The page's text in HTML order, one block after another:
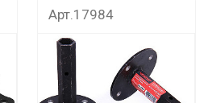
Арт.17984